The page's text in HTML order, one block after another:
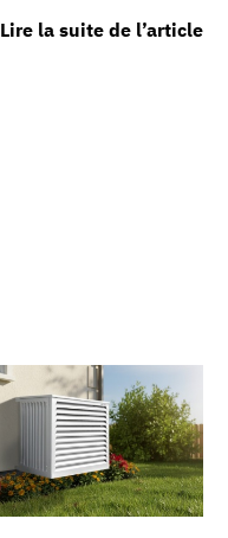
Lire la suite de l’article